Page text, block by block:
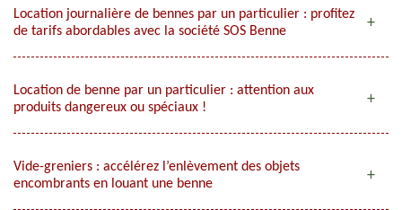
Location journalière de bennes par un particulier : profitez
de tarifs abordables avec la société SOS Benne
Location de benne par un particulier : attention aux
produits dangereux ou spéciaux !
Vide-greniers : accélérez l’enlèvement des objets
encombrants en louant une benne